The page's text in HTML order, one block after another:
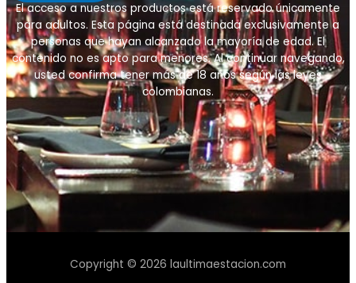
El acceso a nuestros productos está reservado únicamente
para adultos. Esta página está destinada exclusivamente a
personas que hayan alcanzado la mayoría de edad. El
contenido no es apto para menores. Al continuar navegando,
usted confirma tener más de 18 añossegún las leyes
colombianas.
Copyright © 2026 laultimaestacion.com